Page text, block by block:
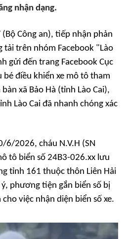
nhận dạng.
(Bộ Công an), tiếp nhận phản
tải trên nhóm Facebook "Lào
gửi đến trang Facebook Cục
bé điều khiển xe mô tô tham
xã Bảo Hà (tỉnh Lào Cai),
Lào Cai đã nhanh chóng xác
6/2026, cháu N.V.H (SN
tô biển số 24B3-026.xx lưu
tỉnh 161 thuộc thôn Liên Hải
phương tiện gắn biển số bị
việc nhận diện biển số xe.